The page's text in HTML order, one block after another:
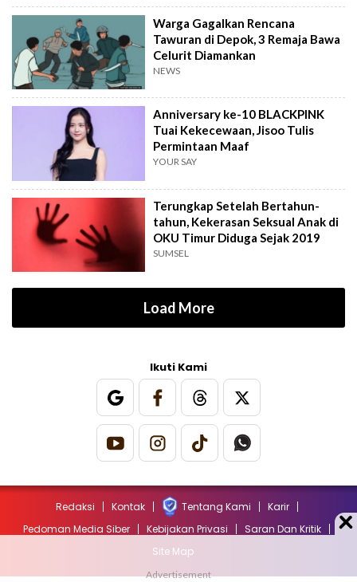
Warga Gagalkan Rencana
Tawuran di Depok, 3 Remaja Bawa
Celurit Diamankan
NEWS
Anniversary ke-10 BLACKPINK
Tuai Kekecewaan, Jisoo Tulis
Permintaan Maaf
YOUR SAY
Terungkap Setelah Bertahun-
tahun, Kekerasan Seksual Anak di
OKU Timur Diduga Sejak 2019
SUMSEL
Load More
Ikuti Kami
Redaksi Kontak Tentang Kami
Karir
Pedoman Media Siber
Kebijakan Privasi
Saran Dan Kritik
Site Map